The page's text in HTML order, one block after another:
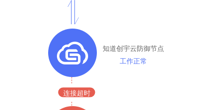
知道创宇云防御节点
工作正常
连接超时